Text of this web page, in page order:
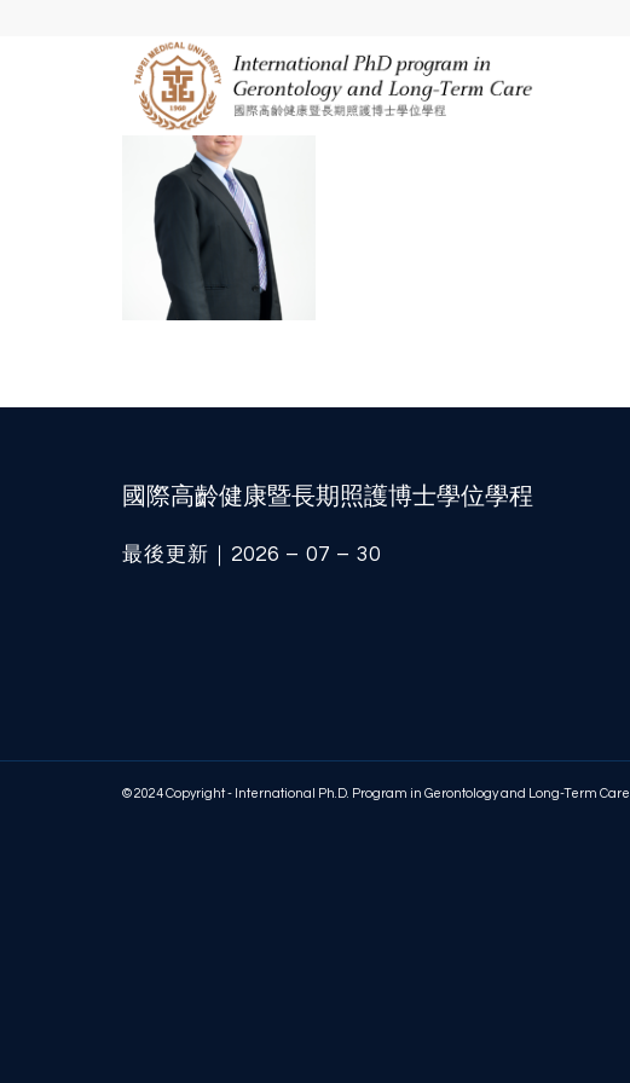
國際高齡健康暨長期照護博士學位學程
最後更新｜2026 – 07 – 30
© 2024 Copyright - International Ph.D. Program in Gerontology and Long-Term Care